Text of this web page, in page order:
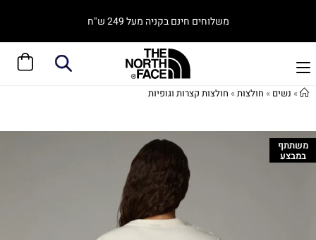
משלוחים חינם בקניה מעל 249 ש"ח
» נשים » חולצות» חולצות קצרות וגופיות
משתתף
במבצע